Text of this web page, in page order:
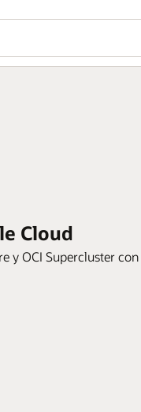
Cloud
y OCI Supercluster